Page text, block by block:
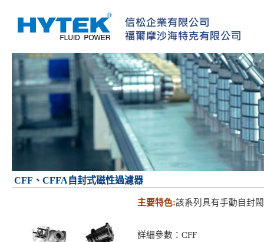
CFF、CFFA自封式磁性過濾器
主要特色:該系列具有手動自封
詳細參數：CFF